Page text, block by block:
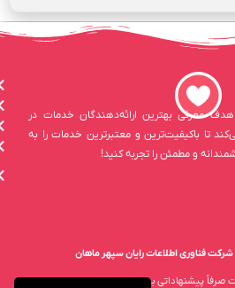
معرفی بهترین ارائه‌دهندگان خدمات در
تا باکیفیت‌ترین و معتبرترین خدمات را به
و مطمئن را تجربه کنید!
شرکت فناوری اطلاعات رایان سپهر ماهان
پیشنهاداتی برای انتخاب بهتر هستند و تصمیم